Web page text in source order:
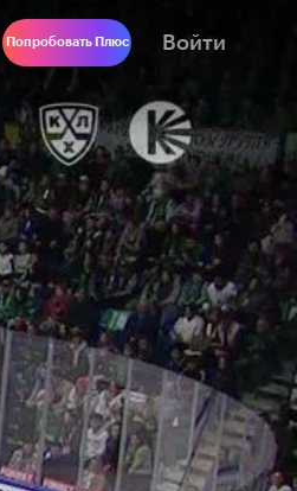
Попробовать Плюс Войти